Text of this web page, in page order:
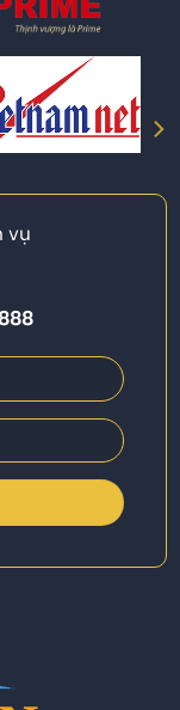
vụ